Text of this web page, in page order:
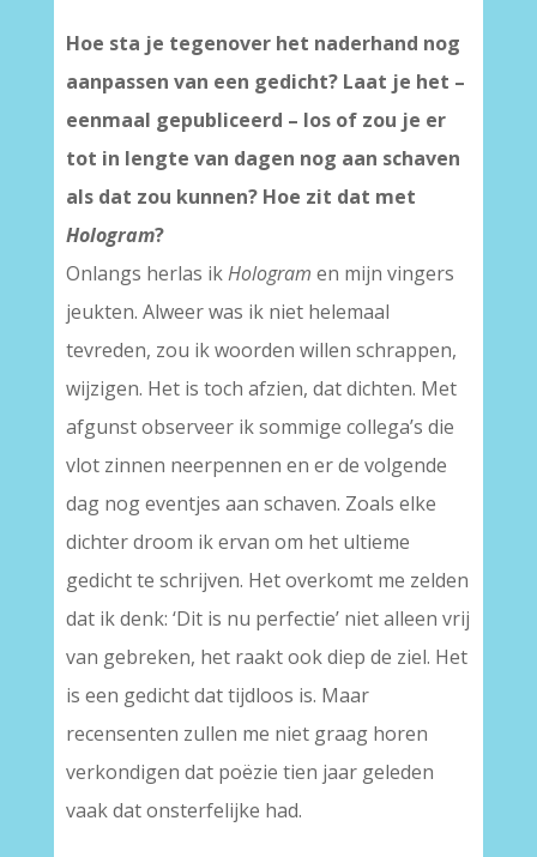
Hoe sta je tegenover het naderhand nog
aanpassen van een gedicht? Laat je het –
eenmaal gepubliceerd – los of zou je er
tot in lengte van dagen nog aan schaven
als dat zou kunnen? Hoe zit dat met
Hologram?
Onlangs herlas ikHologram en mijn vingers
jeukten. Alweer was ik niet helemaal
tevreden, zou ik woorden willen schrappen,
wijzigen. Het is toch afzien, dat dichten. Met
afgunst observeer ik sommige collega’s die
vlot zinnen neerpennen en er de volgende
dag nog eventjes aan schaven. Zoals elke
dichter droom ik ervan om het ultieme
gedicht te schrijven. Het overkomt me zelden
dat ik denk: ‘Dit is nu perfectie’ niet alleen vrij
van gebreken, het raakt ook diep de ziel. Het
is een gedicht dat tijdloos is. Maar
recensenten zullen me niet graag horen
verkondigen dat poëzie tien jaar geleden
vaak dat onsterfelijke had.